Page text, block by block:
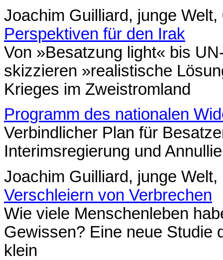
Joachim Guilliard, junge Welt,
Perspektiven für den Irak
Von »Besatzung light« bis
skizzieren »realistische
Krieges im Zweistromland
Programm des nationalen
Verbindlicher Plan für
Interimsregierung und
Joachim Guilliard, junge Welt,
Verschleiern von Verbrechen
Wie viele Menschenleben
Gewissen? Eine neue Studie
klein